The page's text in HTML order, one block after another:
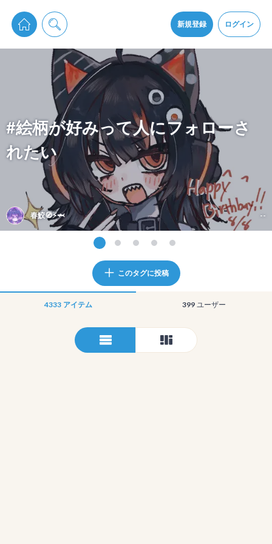
新規登録 ログイン
pixiv Sketchは2024年5月28日付で プライパシーポリシーを改定しました。
通知を受け取るにはここをクリックします
pixiv Sketchアプリでさらに快適に！
アプリをインストール
#絵柄が好みって人にフォローさ
れたい
春鮫🧭⚡️🦈 --
このタグに投稿
4333 アイテム 399 ユーザー